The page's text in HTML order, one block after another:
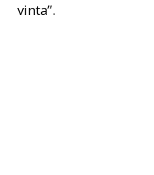
vinta”.